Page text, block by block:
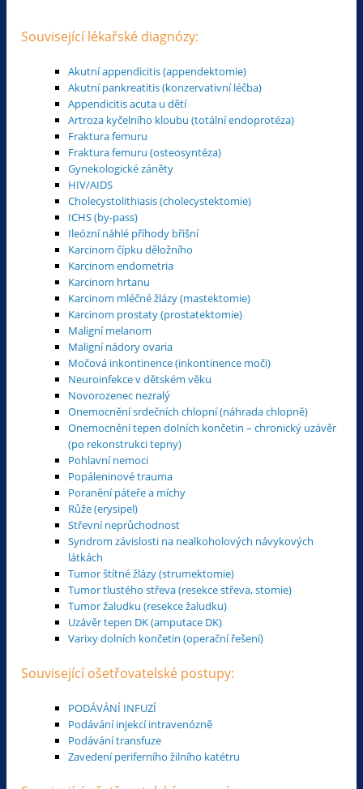
Související lékařské diagnózy:
Akutní appendicitis (appendektomie)
Akutní pankreatitis (konzervativní léčba)
Appendicitis acuta u dětí
Artroza kyčelního kloubu (totální endoprotéza)
Fraktura femuru
Fraktura femuru (osteosyntéza)
Gynekologické záněty
HIV/AIDS
Cholecystolithiasis (cholecystektomie)
ICHS (by-pass)
Ileózní náhlé příhody břišní
Karcinom čípku děložního
Karcinom endometria
Karcinom hrtanu
Karcinom mléčné žlázy (mastektomie)
Karcinom prostaty (prostatektomie)
Maligní melanom
Maligní nádory ovaria
Močová inkontinence (inkontinence moči)
Neuroinfekce v dětském věku
Novorozenec nezralý
Onemocnění srdečních chlopní (náhrada chlopně)
Onemocnění tepen dolních končetin – chronický uzávěr
(po rekonstrukci tepny)
Pohlavní nemoci
Popáleninové trauma
Poranění páteře a míchy
Růže (erysipel)
Střevní neprůchodnost
Syndrom závislosti na nealkoholových návykových
látkách
Tumor štítné žlázy (strumektomie)
Tumor tlustého střeva (resekce střeva, stomie)
Tumor žaludku (resekce žaludku)
Uzávěr tepen DK (amputace DK)
Varixy dolních končetin (operační řešení)
Související ošetřovatelské postupy:
PODÁVÁNÍ INFUZÍ
Podávání injekcí intravenózně
Podávání transfuze
Zavedení periferního žilního katétru